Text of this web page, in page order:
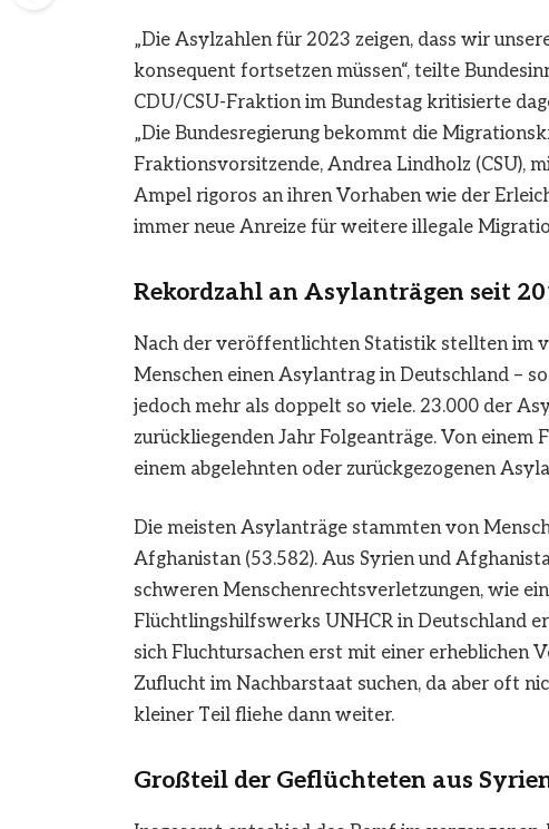
„Die Asylzahlen für 2023 zeigen, dass wir
konsequent fortsetzen müssen“, teilte
CDU/CSU-Fraktion im Bundestag kritisierte
„Die Bundesregierung bekommt die
Fraktionsvorsitzende, Andrea Lindholz (CSU),
Ampel rigoros an ihren Vorhaben wie der
immer neue Anreize für weitere illegale
Rekordzahl an Asylanträgen seit
Nach der veröffentlichten Statistik stellten im
Menschen einen Asylantrag in Deutschland –
jedoch mehr als doppelt so viele. 23.000 der
zurückliegenden Jahr Folgeanträge. Von einem
einem abgelehnten oder zurückgezogenen
Die meisten Asylanträge stammten von
Afghanistan (53.582). Aus Syrien und
schweren Menschenrechtsverletzungen, wie
Flüchtlingshilfswerks UNHCR in Deutschland
sich Fluchtursachen erst mit einer erheblichen
Zuflucht im Nachbarstaat suchen, da aber oft
kleiner Teil fliehe dann weiter.
Großteil der Geflüchteten aus